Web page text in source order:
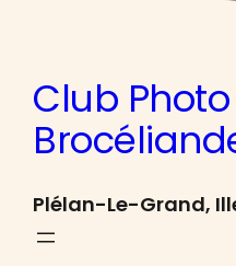
Club
Plélan-Le-Grand,